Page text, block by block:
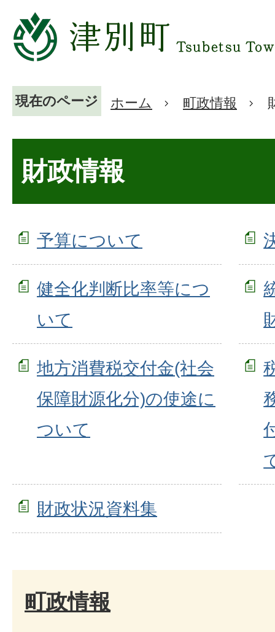
現在のページ ホーム 町政情報
財政情報
予算について
健全化判断比率等につ
いて
地方消費税交付金(社会
保障財源化分)の使途に
ついて
財政状況資料集
町政情報